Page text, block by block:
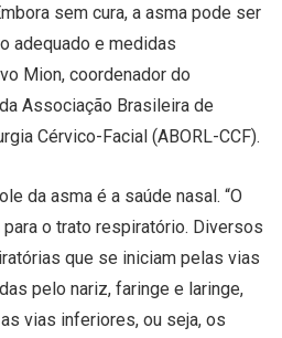
sem cura, a asma pode ser
adequado e medidas
Mion, coordenador do
Associação Brasileira de
Cérvico-Facial (ABORL-CCF).
da asma é a saúde nasal. “O
o trato respiratório. Diversos
que se iniciam pelas vias
pelo nariz, faringe e laringe,
vias inferiores, ou seja, os